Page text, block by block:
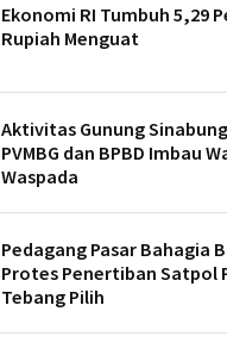
Ekonomi RI Tumbuh 5,29
Rupiah Menguat
Aktivitas Gunung
PVMBG dan BPBD Imbau
Waspada
Pedagang Pasar Bahagia
Protes Penertiban Satpol
Tebang Pilih